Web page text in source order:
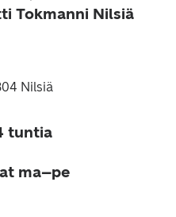
Tokmanni Nilsiä
Nilsiä
tuntia
ma–pe